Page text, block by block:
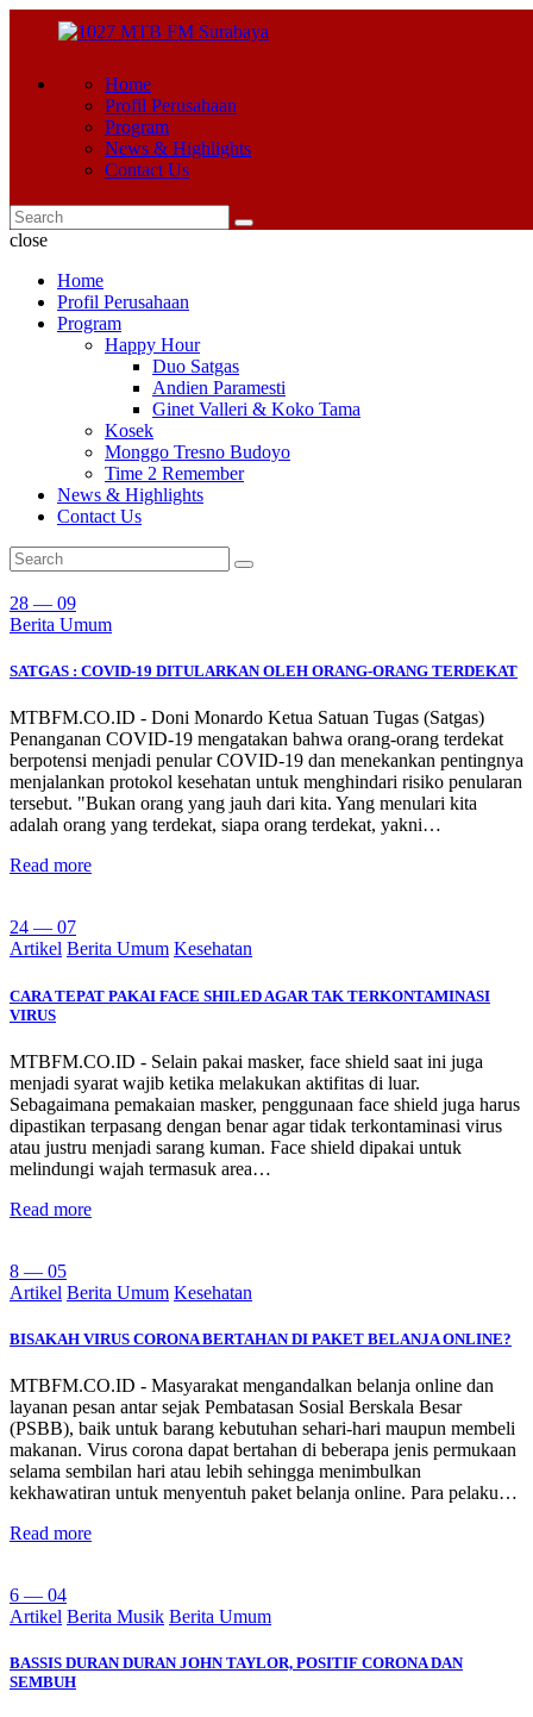
Home
Profil Perusahaan
Program
News & Highlights
Contact Us
close
Home
Profil Perusahaan
Program
Happy Hour
Duo Satgas
Andien Paramesti
Ginet Valleri & Koko Tama
Kosek
Monggo Tresno Budoyo
Time 2 Remember
News & Highlights
Contact Us
28 — 09
Berita Umum
SATGAS : COVID-19 DITULARKAN OLEH ORANG-ORANG TERDEKAT
MTBFM.CO.ID - Doni Monardo Ketua Satuan Tugas (Satgas)
Penanganan COVID-19 mengatakan bahwa orang-orang terdekat
berpotensi menjadi penular COVID-19 dan menekankan pentingnya
menjalankan protokol kesehatan untuk menghindari risiko penularan
tersebut. "Bukan orang yang jauh dari kita. Yang menulari kita
adalah orang yang terdekat, siapa orang terdekat, yakni…
Read more
24 — 07
Artikel Berita Umum Kesehatan
CARA TEPAT PAKAI FACE SHILED AGAR TAK TERKONTAMINASI
VIRUS
MTBFM.CO.ID - Selain pakai masker, face shield saat ini juga
menjadi syarat wajib ketika melakukan aktifitas di luar.
Sebagaimana pemakaian masker, penggunaan face shield juga harus
dipastikan terpasang dengan benar agar tidak terkontaminasi virus
atau justru menjadi sarang kuman. Face shield dipakai untuk
melindungi wajah termasuk area…
Read more
8 — 05
Artikel Berita Umum Kesehatan
BISAKAH VIRUS CORONA BERTAHAN DI PAKET BELANJA ONLINE?
MTBFM.CO.ID - Masyarakat mengandalkan belanja online dan
layanan pesan antar sejak Pembatasan Sosial Berskala Besar
(PSBB), baik untuk barang kebutuhan sehari-hari maupun membeli
makanan. Virus corona dapat bertahan di beberapa jenis permukaan
selama sembilan hari atau lebih sehingga menimbulkan
kekhawatiran untuk menyentuh paket belanja online. Para pelaku…
Read more
6 — 04
Artikel Berita Musik Berita Umum
BASSIS DURAN DURAN JOHN TAYLOR, POSITIF CORONA DAN
SEMBUH